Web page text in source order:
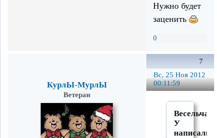
Нужно будет
заценить
0
7
Вс, 25 Ноя 2012
00:11:59
КурлЫ-МурлЫ
Ветеран
Весельчак
У